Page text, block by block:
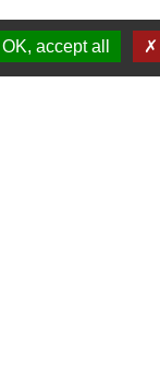
OK, accept all